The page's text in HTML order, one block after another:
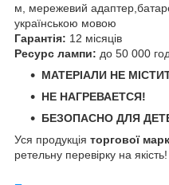
м, мережевий
українською мовою
Гарантія: 12 місяців
Ресурс лампи: до 50 000
МАТЕРІАЛИ НЕ
НЕ НАГРЕВАЕТСЯ!
БЕЗОПАСНО ДЛЯ
Уся продукція торгової
ретельну перевірку на якість!